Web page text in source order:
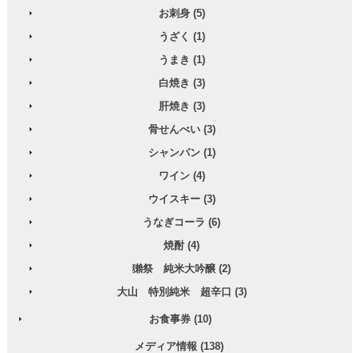
お刺身 (5)
うざく (1)
うまき (1)
白焼き (3)
肝焼き (3)
骨せんべい (3)
シャンパン (1)
ワイン (4)
ウイスキー (3)
うなぎコーラ (6)
焼酎 (4)
獺祭 純米大吟醸 (2)
大山 特別純米 超辛口 (3)
お食事券 (10)
メディア情報 (138)